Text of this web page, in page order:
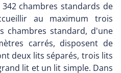
342 chambres standards de
au maximum trois
chambres standard, d'une
carrés, disposent de
deux lits séparés, trois lits
lit et un lit simple. Dans